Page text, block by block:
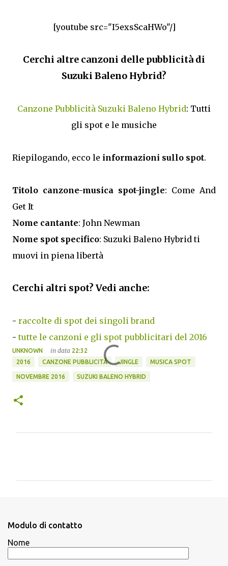
[youtube src="I5exsScaHWo"/]
Cerchi altre canzoni delle pubblicità di
Suzuki Baleno Hybrid?
Canzone Pubblicità Suzuki Baleno Hybrid: Tutti
gli spot e le musiche
Riepilogando, ecco le informazioni sullo spot.
Titolo canzone-musica spot-jingle: Come And
Get It
Nome cantante: John Newman
Nome spot specifico: Suzuki Baleno Hybrid ti
muovi in piena libertà
Cerchi altri spot? Vedi anche:
- raccolte di spot dei singoli brand
-tutte le canzoni e gli spot pubblicitari del 2016
UNKNOWN in data 22:32
2016
CANZONE PUBBLICITÀ JINGLE MUSICA SPOT
NOVEMBRE 2016 SUZUKI BALENO HYBRID
i
Modulo di contatto
Nome